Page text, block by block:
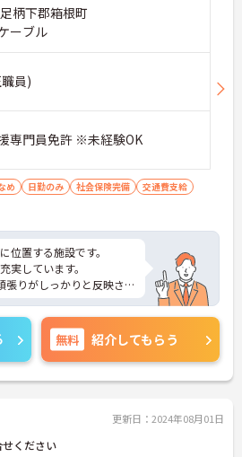
柄下郡箱根町
ーブル
員)
専門員免許 ※未経験OK
め 日勤のみ 社会保険完備
交通費支給
位置する施設です。
実しています。
張りがしっかりと反映さ
策ポイントなど、さらに
でお気軽にご相談くださ
無料 紹介してもらう
更新日：2024年08月01日
ください